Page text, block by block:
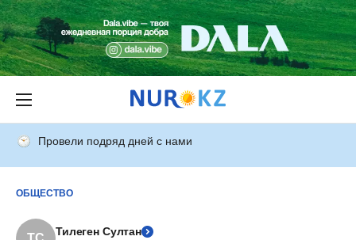
Провели подряд дней с нами
ОБЩЕСТВО
Тилеген Султан